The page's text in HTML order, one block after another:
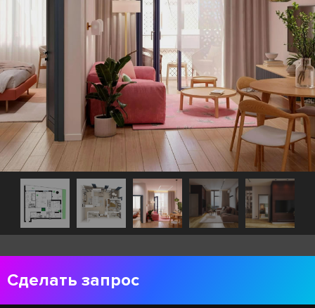
Сделать запрос